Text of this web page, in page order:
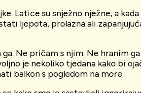
Latice su snježno nježne, a
ljepota, prolazna ali
Ne pričam s njim. Ne hranim
je nekoliko tjedana kako bi
balkon s pogledom na more.